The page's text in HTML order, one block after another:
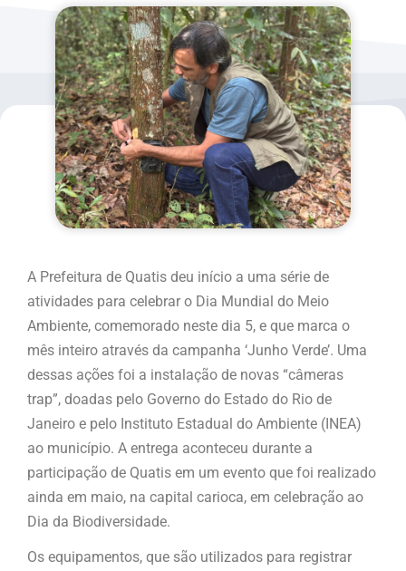
A Prefeitura de Quatis deu início a uma série de
atividades para celebrar o Dia Mundial do Meio
Ambiente, comemorado neste dia 5, e que marca o
mês inteiro através da campanha ‘Junho Verde’. Uma
dessas ações foi a instalação de novas “câmeras
trap”, doadas pelo Governo do Estado do Rio de
Janeiro e pelo Instituto Estadual do Ambiente (INEA)
ao município. A entrega aconteceu durante a
participação de Quatis em um evento que foi realizado
ainda em maio, na capital carioca, em celebração ao
Dia da Biodiversidade.
Os equipamentos, que são utilizados para registrar